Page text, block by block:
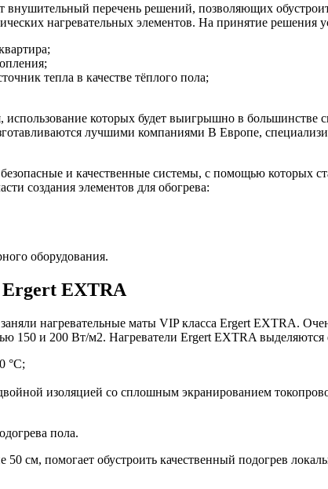
внушительный перечень решений, позволяющих
нагревательных элементов. На принятие решения
тепла в качестве тёплого пола;
которых будет выигрышно в большинстве
лучшими компаниями В Европе,
и качественные системы, с помощью которых
создания элементов для обогрева:
оборудования.
Ergert EXTRA
нагревательные маты VIP класса Ergert EXTRA.
150 и 200 Вт/м2. Нагреватели Ergert EXTRA
°C;
изоляцией со сплошным экранированием
пола.
см, помогает обустроить качественный подогрев